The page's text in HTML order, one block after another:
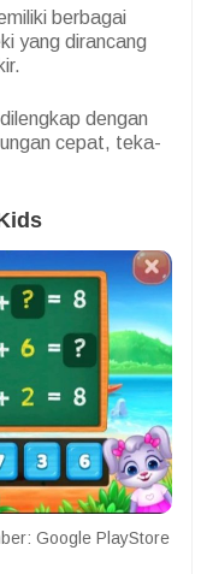
berbagai
yang dirancang
dengan
cepat, teka-
Google PlayStore